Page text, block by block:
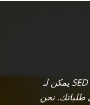
يمكن لـ SED تخصيص مجموعة حلول نظام الطاقة
طلباتك. نحن